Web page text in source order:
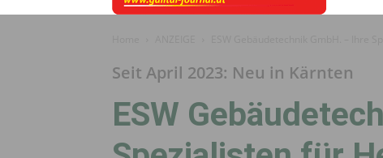
Seit April 2023: Neu in Kärnten
ESW